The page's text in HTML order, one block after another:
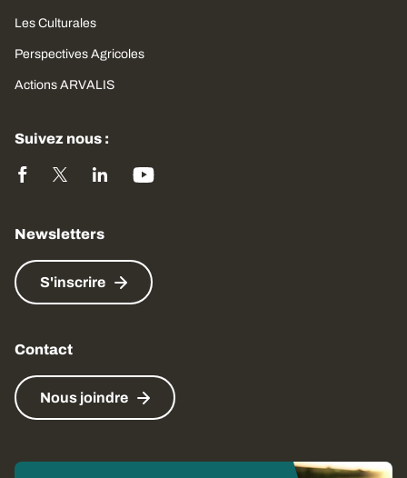
Les Culturales
Perspectives Agricoles
Actions ARVALIS
Suivez nous :
Newsletters
S'inscrire
Contact
Nous joindre